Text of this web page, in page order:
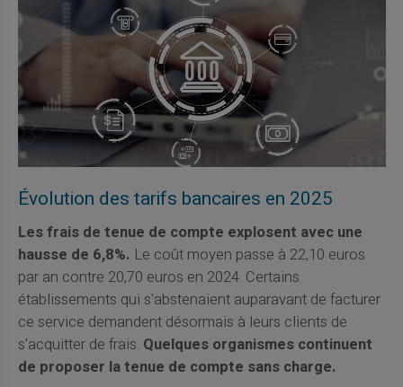
Évolution des tarifs bancaires en 2025
Les frais de tenue de compte explosent avec une
hausse de 6,8%. Le coût moyen passe à 22,10 euros
par an contre 20,70 euros en 2024. Certains
établissements qui s'abstenaient auparavant de facturer
ce service demandent désormais à leurs clients de
s'acquitter de frais. Quelques organismes continuent
de proposer la tenue de compte sans charge.